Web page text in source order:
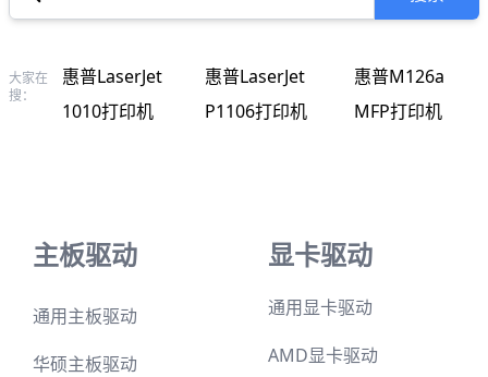
大家在
搜：
惠普LaserJet
1010打印机
惠普LaserJet
P1106打印机
惠普M126a
MFP打印机
主板驱动
通用主板驱动
华硕主板驱动
显卡驱动
通用显卡驱动
AMD显卡驱动